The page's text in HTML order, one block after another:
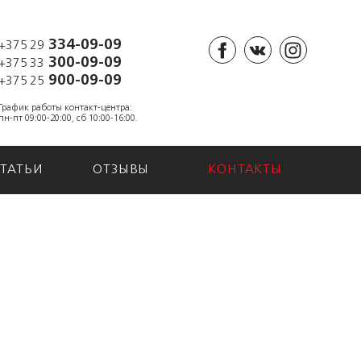
29 334-09-09
33 300-09-09
25 900-09-09
График работы контакт-центра:
пн-пт 09:00-20:00, сб 10:00-16:00.
ОТЗЫВЫ КОНТАКТЫ